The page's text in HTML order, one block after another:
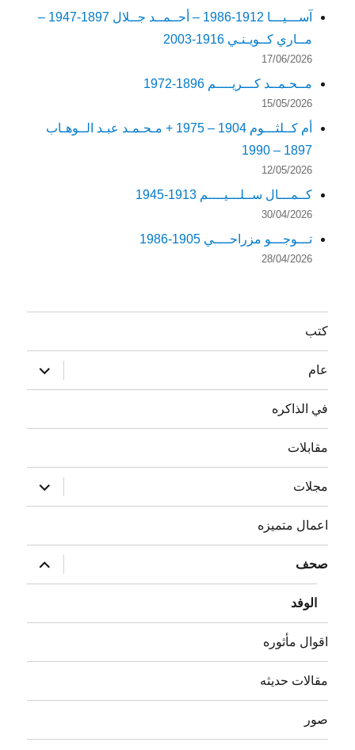
آســـيـــا 1912-1986 – أحــمــد جــلال 1897-1947 –
مــاري كــويـنـي 1916-2003
17/06/2026
مــحـمــد كـــريــــم 1896-1972
15/05/2026
أم كــلثـــوم 1904 – 1975 + مـحـمـد عبـد الــوهـاب
1897 – 1990
12/05/2026
كــمـــال ســلـــيــــم 1913-1945
30/04/2026
تـــوجـــو مزراحــــي 1905-1986
28/04/2026
كتب
عام
توسيع
القائمة
الفرعية
في الذاكره
مقابلات
مجلات
توسيع
القائمة
الفرعية
اعمال متميزه
صحف
توسيع
القائمة
الفرعية
الوفد
اقوال مأثوره
مقالات حديثه
صور